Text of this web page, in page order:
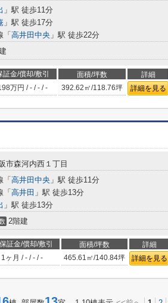
」駅 徒歩11分
」駅 徒歩17分
「 高井田中央 」駅 徒歩22分
金/償却/敷引 面積/坪数 詳細
万円 /- /- /- 392.62㎡/118.76坪 詳細を見る
市森河内西１丁目
「 高井田中央 」駅 徒歩11分
「 高井田 」駅 徒歩13分
」駅 徒歩13分
2階建
証金/償却/敷引 面積/坪数 詳細
1ヶ月 /- /- /- 465.61㎡/140.84坪 詳細を見る